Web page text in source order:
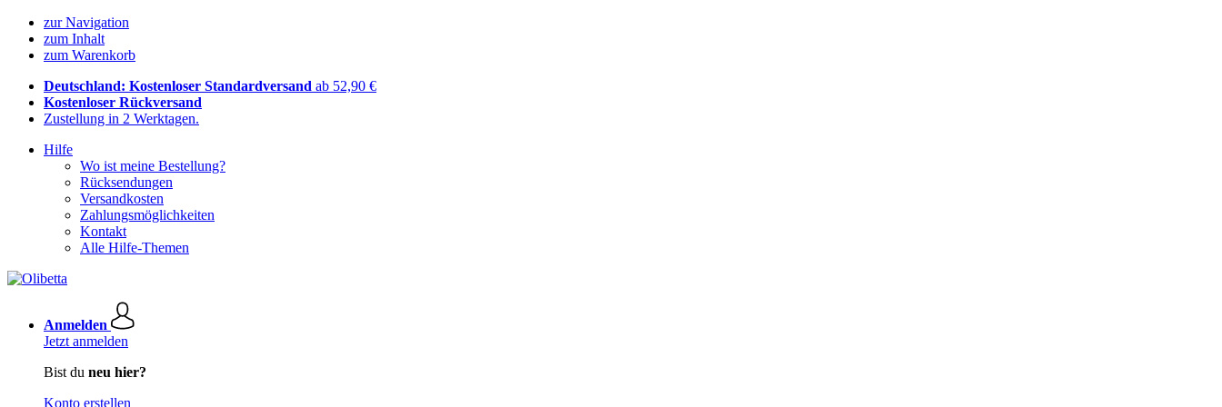
zur Navigation
zum Inhalt
zum Warenkorb
Deutschland: Kostenloser Standardversand ab 52,90 €
Kostenloser Rückversand
Zustellung in 2 Werktagen.
Hilfe
Wo ist meine Bestellung?
Rücksendungen
Versandkosten
Zahlungsmöglichkeiten
Kontakt
Alle Hilfe-Themen
Anmelden
Jetzt anmelden
Bist du neu hier?
Konto erstellen